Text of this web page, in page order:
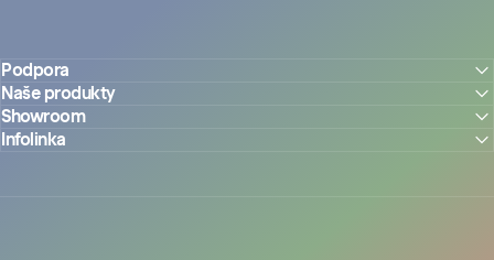
Podpora
Naše produkty
Showroom
Infolinka